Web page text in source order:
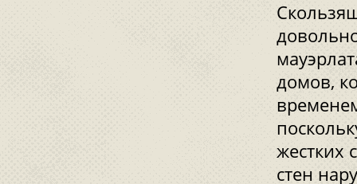
домов,
жестких
стен